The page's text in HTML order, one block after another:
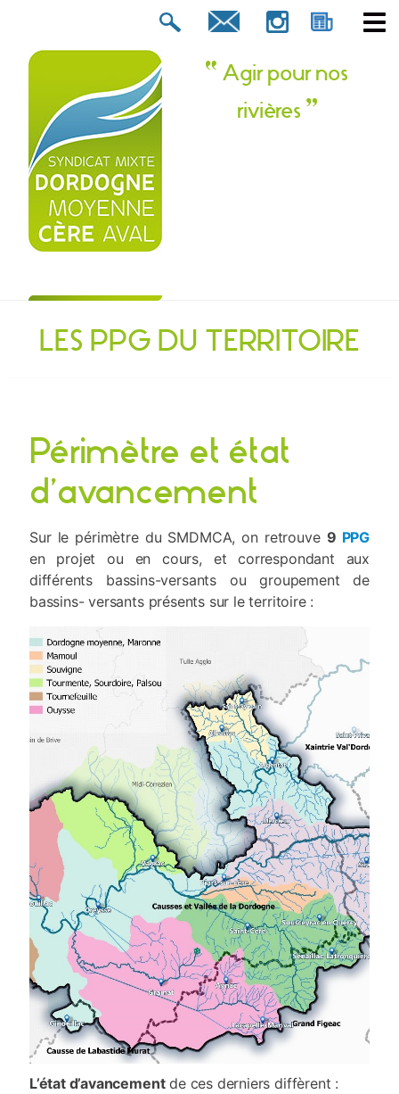
Agir pour nos
rivières
Rechercher :
LES PPG DU TERRITOIRE
Périmètre et état
d’avancement
Sur le périmètre du SMDMCA, on retrouve 9 PPG
en projet ou en cours, et correspondant aux
différents bassins-versants ou groupement de
bassins- versants présents sur le territoire :
L’état d’avancementde ces derniers diffèrent :